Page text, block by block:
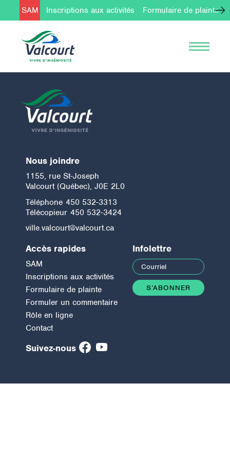
SAM Inscriptions aux activités Formulaire de plainte
Nous joindre
1155, rue St-Joseph
Valcourt (Québec), J0E 2L0
Téléphone 450 532-3313
Télécopieur 450 532-3424
ville.valcourt@valcourt.ca
Accès rapides
SAM
Inscriptions aux activités
Formulaire de plainte
Formuler un commentaire
Rôle en ligne
Contact
Suivez-nous
Infolettre